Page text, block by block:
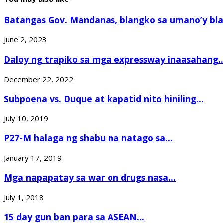
Batangas Gov. Mandanas, blangko sa umano’y
June 2, 2023
Daloy ng trapiko sa mga expressway
December 22, 2022
Subpoena vs. Duque at kapatid nito hiniling...
July 10, 2019
P27-M halaga ng shabu na natago sa...
January 17, 2019
Mga napapatay sa war on drugs nasa...
July 1, 2018
15 day gun ban para sa ASEAN...